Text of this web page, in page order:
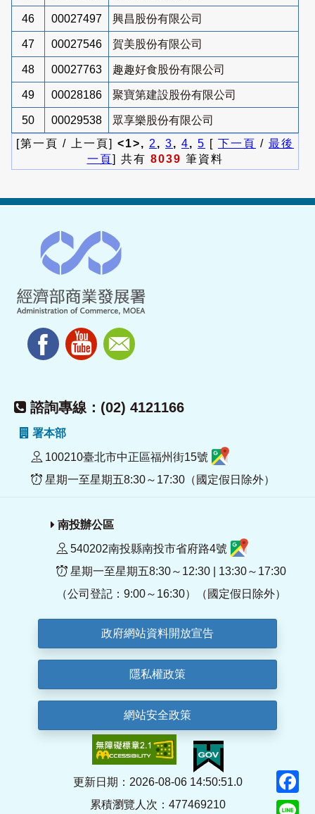
46 00027497 興昌股份有限公司
47 00027546 賀美股份有限公司
48 00027763 趣趣好食股份有限公司
49 00028186 聚寶第建設股份有限公司
50 00029538
眾享樂股份有限公司
[第一頁 / 上一頁] <1>, 2 , 3, 4, 5 [ 下一頁 / 最後
一頁] 共有 8039 筆資料
諮詢專線：(02) 4121166
署本部
100210臺北市中正區福州街15號
星期一至星期五8:30～17:30（國定假日除外）
南投辦公區
540202南投縣南投市省府路4號
星期一至星期五8:30～12:30 | 13:30～17:30
（公司登記：9:00～16:30）（國定假日除外）
政府網站資料開放宣告
隱私權政策
網站安全政策
更新日期：2026-08-06 14:50:51.0
累積瀏覽人次：477469210